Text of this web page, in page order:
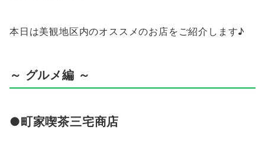
本日は美観地区内のオススメのお店をご紹介します♪
～ グルメ編 ～
●町家喫茶三宅商店